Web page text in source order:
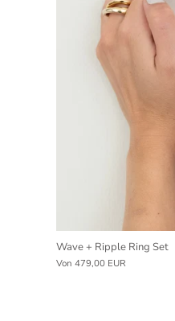
Wave + Ripple Ring Set
Von 479,00 EUR